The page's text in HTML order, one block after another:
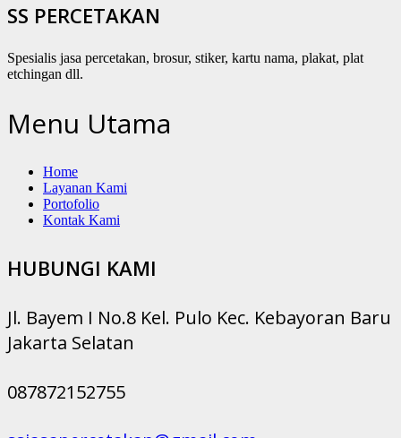
SS PERCETAKAN
Spesialis jasa percetakan, brosur, stiker, kartu nama, plakat, plat
etchingan dll.
Menu Utama
Home
Layanan Kami
Portofolio
Kontak Kami
HUBUNGI KAMI
Jl. Bayem I No.8 Kel. Pulo Kec. Kebayoran Baru
Jakarta Selatan
087872152755